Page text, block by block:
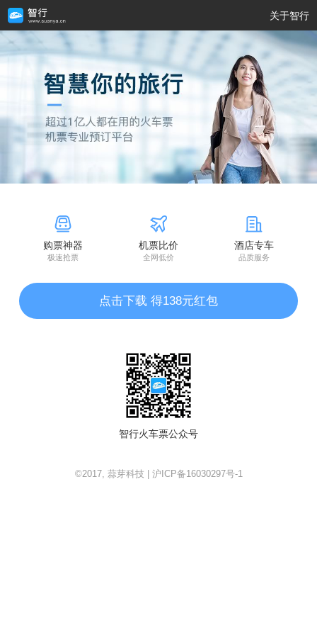
关于智行
购票神器
极速抢票
机票比价
全网低价
酒店专车
品质服务
点击下载 得138元红包
智行火车票公众号
©2017, 蒜芽科技 | 沪ICP备16030297号-1